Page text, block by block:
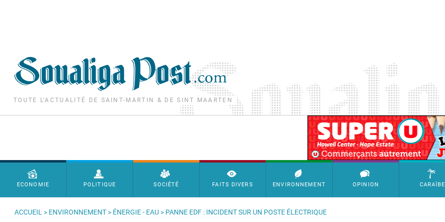
TOUTE L'ACTUALITÉ DE SAINT-MARTIN & DE SINT MAARTEN
SimpleAds Block Bannière
Menu principal
ECONOMIE POLITIQUE SOCIÉTÉ FAITS DIVERS ENVIRONNEMENT OPINION CARAÏBE
ACCUEIL > ENVIRONNEMENT > ÉNERGIE - EAU > PANNE EDF : INCIDENT SUR UN POSTE ÉLECTRIQUE